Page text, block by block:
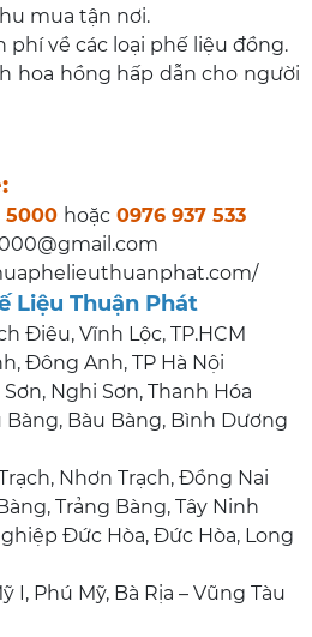
mua tận nơi.
về các loại phế liệu đồng.
hoa hồng hấp dẫn cho người
5000 hoặc 0976 937 533
Liệu Thuận Phát
Điêu, Vĩnh Lộc, TP.HCM
Đông Anh, TP Hà Nội
Nghi Sơn, Thanh Hóa
Bàng, Bàu Bàng, Bình Dương
Nhơn Trạch, Đồng Nai
Trảng Bàng, Tây Ninh
Đức Hòa, Đức Hòa, Long
I, Phú Mỹ, Bà Rịa – Vũng Tàu